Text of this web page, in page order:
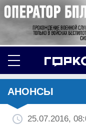
АНОНСЫ
25.07.2016,